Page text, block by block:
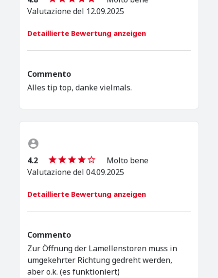
Valutazione del 12.09.2025
Detaillierte Bewertung anzeigen
Commento
Alles tip top, danke vielmals.
4.2
Molto bene
Valutazione del 04.09.2025
Detaillierte Bewertung anzeigen
Commento
Zur Öffnung der Lamellenstoren muss in
umgekehrter Richtung gedreht werden,
aber o.k. (es funktioniert)